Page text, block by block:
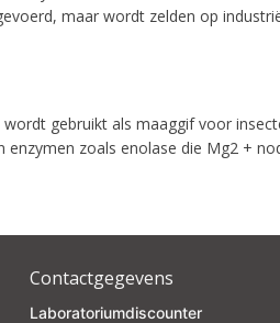
maar wordt zelden op
gebruikt als maaggif voor
zoals enolase die Mg2 +
Contactgegevens
Laboratoriumdiscounter